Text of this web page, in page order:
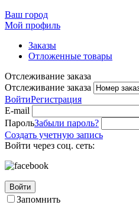
Ваш город
Мой профиль
Заказы
Отложенные товары
Отслеживание заказа
Отслеживание заказа
ВойтиРегистрация
E-mail
ПарольЗабыли пароль?
Создать учетную запись
Войти через соц. сеть:
Войти
Запомнить